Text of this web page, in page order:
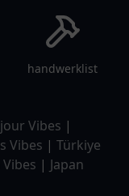
handwerklist
Vibes |
Vibes | Türkiye
| Japan